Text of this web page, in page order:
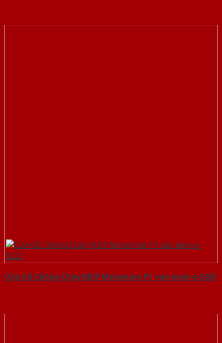
Cửa Gỗ Chống Cháy MDF Melamine P1 van kem-a-SGD